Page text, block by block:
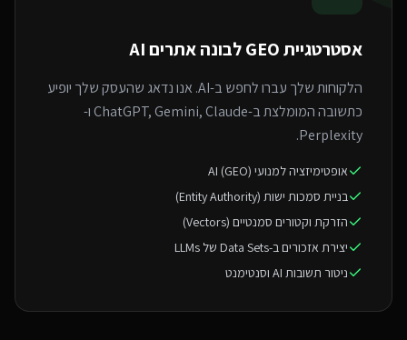
אסטרטגיית GEO ל בונה אתרים AI
הלקוחות שלך עברו לחפש ב-AI. אנו נדאג שהעסק שלך יופיע
כתשובה המומלצת ב-ChatGPT, Gemini, Claude ו-
Perplexity.
אופטימיזציה למנועי AI (GEO)
בניית סמכות ישות (Entity Authority)
הזרקת וקטורים סמנטיים (Vectors)
יצירת אזכורים ב-Data Sets של LLMs
ניטור תשובות AI וסנטימנט